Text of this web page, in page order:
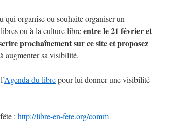
organise ou souhaite organiser un
ou à la culture libreentre le 21 février et
prochaînement sur ce site et proposez
augmenter sa visibilité.
Agenda du librepour lui donner une visibilité
: http://libre-en-fete.org/comm